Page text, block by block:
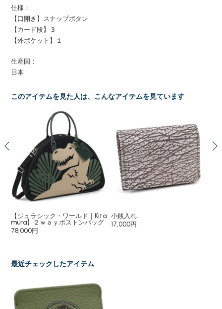
仕様：
【口開き】スナップボタン
【カード段】３
【外ポケット】１
生産国：
日本
このアイテムを見た人は、こんなアイテムを見ています
【ジュラシック・ワールド｜Kita
mura】２ｗａｙボストンバッグ
78,000円
小銭入れ
17,000円
最近チェックしたアイテム